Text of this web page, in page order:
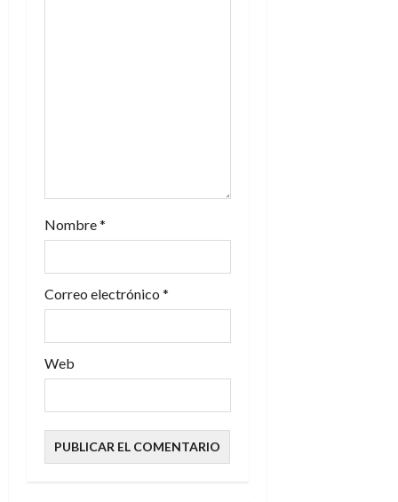
Nombre*
Correo electrónico *
Web